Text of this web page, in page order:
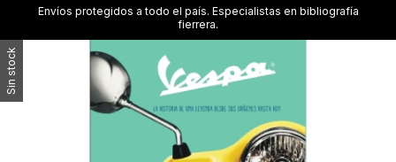
Envíos protegidos a todo el país. Especialistas en bibliografía
fierrera.
Sin stock